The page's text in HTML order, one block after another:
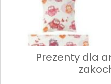
Prezenty dla